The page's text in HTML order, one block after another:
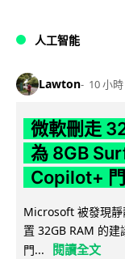
人工智能
Lawton 10 小時
微軟刪走
為 8GB
Copilot+
Microsoft 被發現靜
置 32GB RAM 的建
門...
閱讀全文